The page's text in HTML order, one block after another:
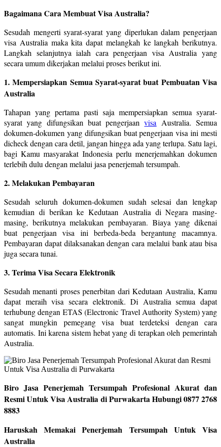
Bagaimana Cara Membuat Visa Australia?
Sesudah mengerti syarat-syarat yang diperlukan dalam pengerjaan
visa Australia maka kita dapat melangkah ke langkah berikutnya.
Langkah selanjutnya ialah cara pengerjaan visa Australia yang
secara umum dikerjakan melalui proses berikut ini.
1. Mempersiapkan Semua Syarat-syarat buat Pembuatan Visa
Australia
Tahapan yang pertama pasti saja mempersiapkan semua syarat-
syarat yang difungsikan buat pengerjaanvisa Australia. Semua
dokumen-dokumen yang difungsikan buat pengerjaan visa ini mesti
dicheck dengan cara detil, jangan hingga ada yang terlupa. Satu lagi,
bagi Kamu masyarakat Indonesia perlu menerjemahkan dokumen
terlebih dulu dengan melalui jasa penerjemah tersumpah.
2. Melakukan Pembayaran
Sesudah seluruh dokumen-dokumen sudah selesai dan lengkap
kemudian di berikan ke Kedutaan Australia di Negara masing-
masing, berikutnya melakukan pembayaran. Biaya yang dikenai
buat pengerjaan visa ini berbeda-beda bergantung macamnya.
Pembayaran dapat dilaksanakan dengan cara melalui bank atau bisa
juga secara tunai.
3. Terima Visa Secara Elektronik
Sesudah menanti proses penerbitan dari Kedutaan Australia, Kamu
dapat meraih visa secara elektronik. Di Australia semua dapat
terhubung dengan ETAS (Electronic Travel Authority System) yang
sangat mungkin pemegang visa buat terdeteksi dengan cara
automatis. Ini karena sistem hebat yang di terapkan oleh pemerintah
Australia.
Biro Jasa Penerjemah Tersumpah Profesional Akurat dan
Resmi Untuk Visa Australia di Purwakarta Hubungi 0877 2768
8883
Haruskah Memakai Penerjemah Tersumpah Untuk Visa
Australia